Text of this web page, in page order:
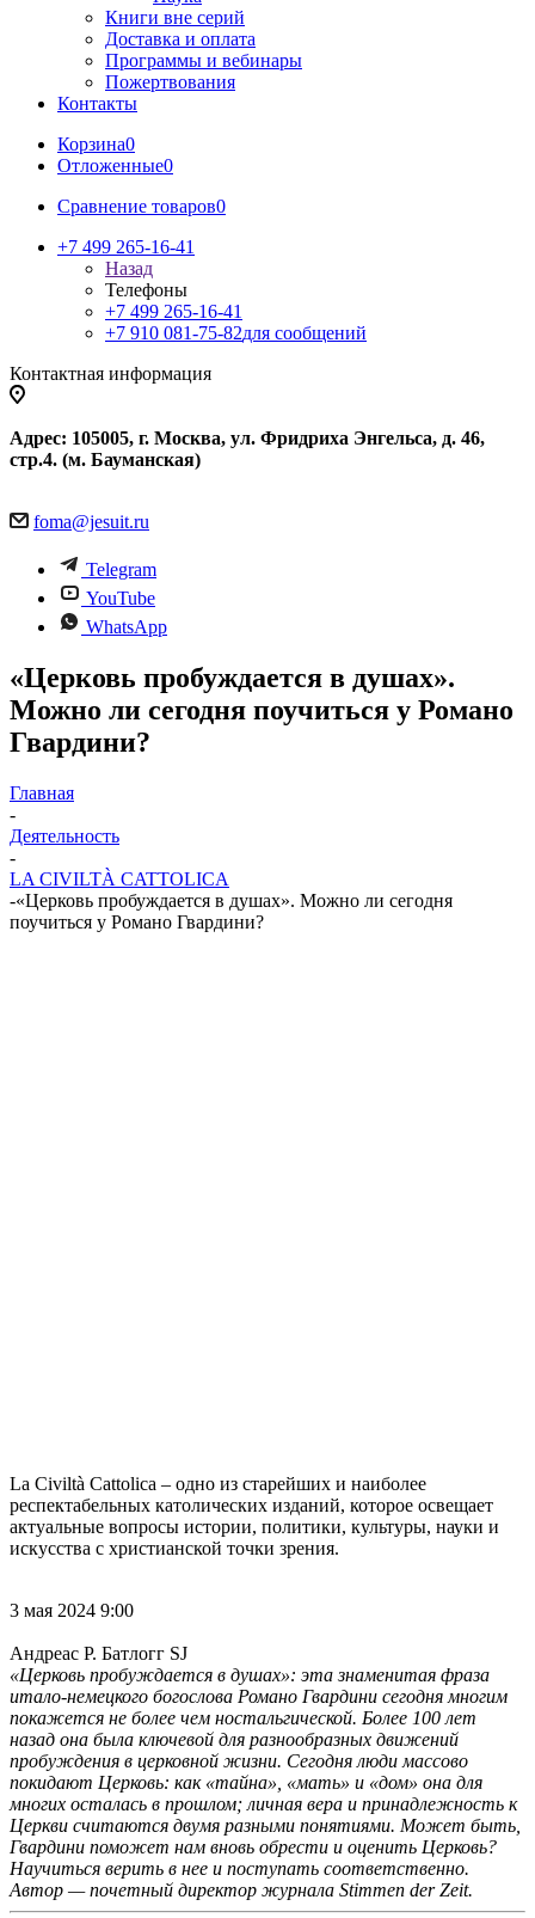
Книги вне серий
Доставка и оплата
Программы и вебинары
Пожертвования
Контакты
Корзина0
Отложенные0
Сравнение товаров0
+7 499 265-16-41
Назад
Телефоны
+7 499 265-16-41
+7 910 081-75-82для сообщений
Контактная информация
Адрес: 105005, г. Москва, ул. Фридриха Энгельса, д. 46,
стр.4. (м. Бауманская)
foma@jesuit.ru
Telegram
YouTube
WhatsApp
«Церковь пробуждается в душах».
Можно ли сегодня поучиться у Романо
Гвардини?
Главная
-
Деятельность
-
LA CIVILTÀ CATTOLICA
-«Церковь пробуждается в душах». Можно ли сегодня
поучиться у Романо Гвардини?
La Civiltà Cattolica – одно из старейших и наиболее
респектабельных католических изданий, которое освещает
актуальные вопросы истории, политики, культуры, науки и
искусства с христианской точки зрения.
3 мая 2024 9:00
Андреас Р. Батлогг SJ
«Церковь пробуждается в душах»: эта знаменитая фраза
итало-немецкого богослова Романо Гвардини сегодня многим
покажется не более чем ностальгической. Более 100 лет
назад она была ключевой для разнообразных движений
пробуждения в церковной жизни. Сегодня люди массово
покидают Церковь: как «тайна», «мать» и «дом» она для
многих осталась в прошлом; личная вера и принадлежность к
Церкви считаются двумя разными понятиями. Может быть,
Гвардини поможет нам вновь обрести и оценить Церковь?
Научиться верить в нее и поступать соответственно.
Автор — почетный директор журнала Stimmen der Zeit.